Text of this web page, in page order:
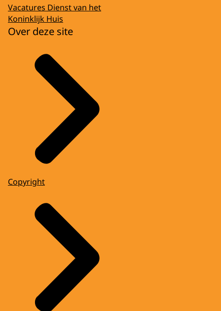
Vacatures Dienst van het
Koninklijk Huis
Over deze site
Copyright